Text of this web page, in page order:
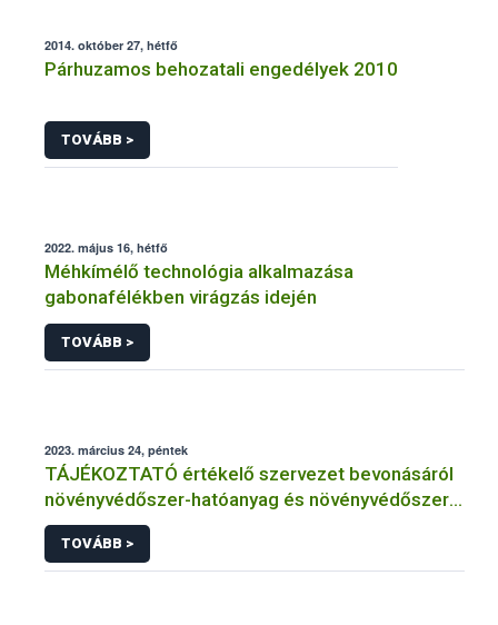
2014. október 27, hétfő
Párhuzamos behozatali engedélyek 2010
TOVÁBB >
2022. május 16, hétfő
Méhkímélő technológia alkalmazása
gabonafélékben virágzás idején
TOVÁBB >
2023. március 24, péntek
TÁJÉKOZTATÓ értékelő szervezet bevonásáról
növényvédőszer-hatóanyag és növényvédőszer
engedélyezésére, továbbá a meglévő engedély
meghosszabbítására vagy módosítására irányuló
eljárásba
TOVÁBB >